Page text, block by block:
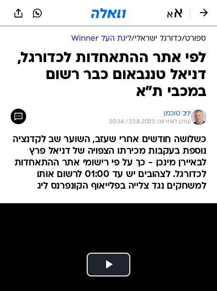
ספורט/כדורגל ישראלי/ליגת העל Winner
לפי אתר ההתאחדות לכדורגל,
דניאל טננבאום כבר רשום
במכבי ת"א
יניב טוכמן
עודכן לאחרונה: 23.8.2023 / 20:34
כשלושה חודשים אחרי שעזב, השוער שב לקדנציה
נוספת בעקבות מכירתו הצפויה של דניאל פרץ
לבאיירן מינכן - כך על פי רישומי אתר ההתאחדות
לכדורגל. לצהובים יש עד 01:00 לרשום אותו
למשחקים נגד צלייה בפלייאוף הקונפרנס ליג